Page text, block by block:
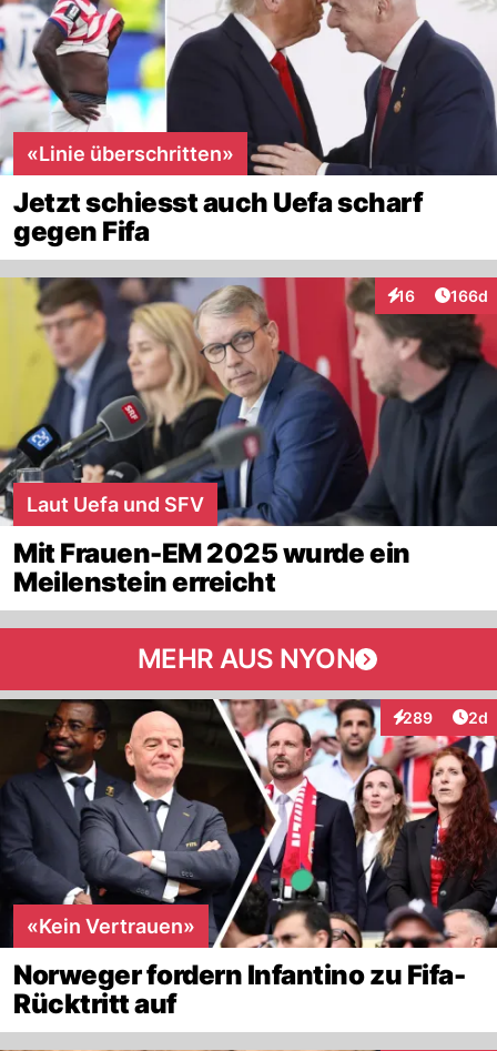
«Linie überschritten»
Jetzt schiesst auch Uefa scharf
gegen Fifa
16
Interaktionen
166d
Laut Uefa und SFV
Mit Frauen-EM 2025 wurde ein
Meilenstein erreicht
MEHR AUS NYON
289
Interaktionen
2d
«Kein Vertrauen»
Norweger fordern Infantino zu Fifa-
Rücktritt auf